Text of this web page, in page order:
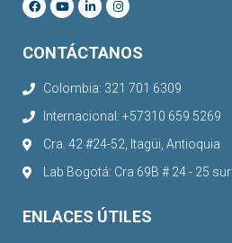
CONTÁCTANOS
Colombia: 321 701 6309
Internacional: +57310 659 5269
Cra. 42 #24-52, Itagüi, Antioquia
Lab Bogotá: Cra 69B # 24 - 25 sur
ENLACES ÚTILES